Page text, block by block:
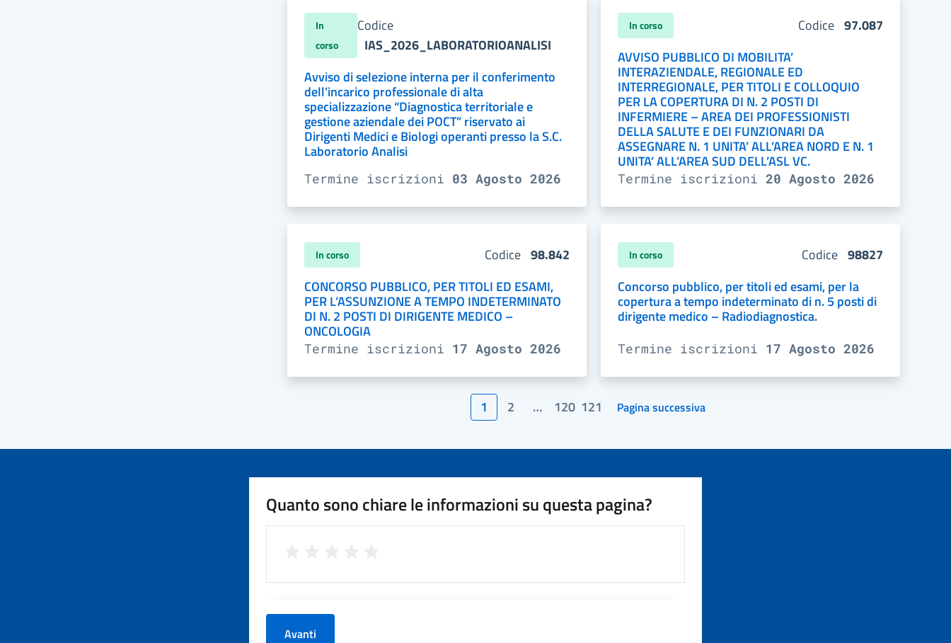
In
corso
Codice
IAS_2026_LABORATORIOANALISI
Avviso di selezione interna per il conferimento
dell’incarico professionale di alta
specializzazione “Diagnostica territoriale e
gestione aziendale dei POCT” riservato ai
Dirigenti Medici e Biologi operanti presso la S.C.
Laboratorio Analisi
Termine iscrizioni 03 Agosto 2026
In corso Codice 97.087
AVVISO PUBBLICO DI MOBILITA’
INTERAZIENDALE, REGIONALE ED
INTERREGIONALE, PER TITOLI E COLLOQUIO
PER LA COPERTURA DI N. 2 POSTI DI
INFERMIERE – AREA DEI PROFESSIONISTI
DELLA SALUTE E DEI FUNZIONARI DA
ASSEGNARE N. 1 UNITA’ ALL’AREA NORD E N. 1
UNITA’ ALL’AREA SUD DELL’ASL VC.
Termine iscrizioni 20 Agosto 2026
In corso Codice 98.842
CONCORSO PUBBLICO, PER TITOLI ED ESAMI,
PER L’ASSUNZIONE A TEMPO INDETERMINATO
DI N. 2 POSTI DI DIRIGENTE MEDICO –
ONCOLOGIA
Termine iscrizioni 17 Agosto 2026
In corso Codice 98827
Concorso pubblico, per titoli ed esami, per la
copertura a tempo indeterminato di n. 5 posti di
dirigente medico – Radiodiagnostica.
Termine iscrizioni 17 Agosto 2026
1 2 … 120 121 Pagina successiva
Quanto sono chiare le informazioni su questa pagina?
Avanti